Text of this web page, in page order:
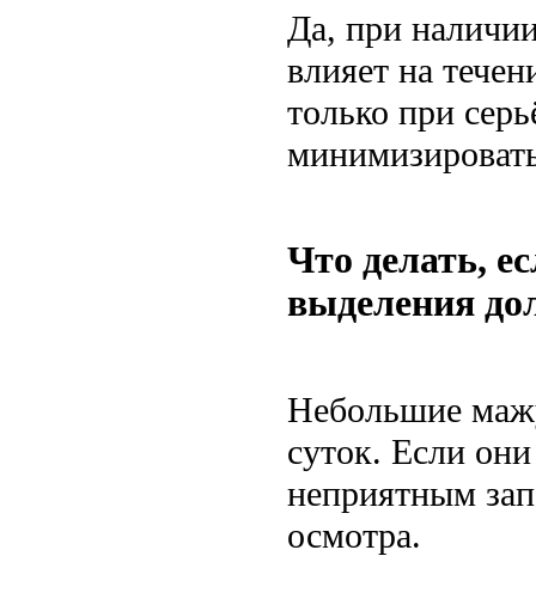
Да, при
влияет на
только при
Что делать,
выделения
Небольшие
суток. Если
неприятным
осмотра.